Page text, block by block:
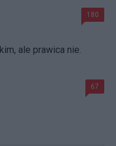
180
ale prawica nie.
67